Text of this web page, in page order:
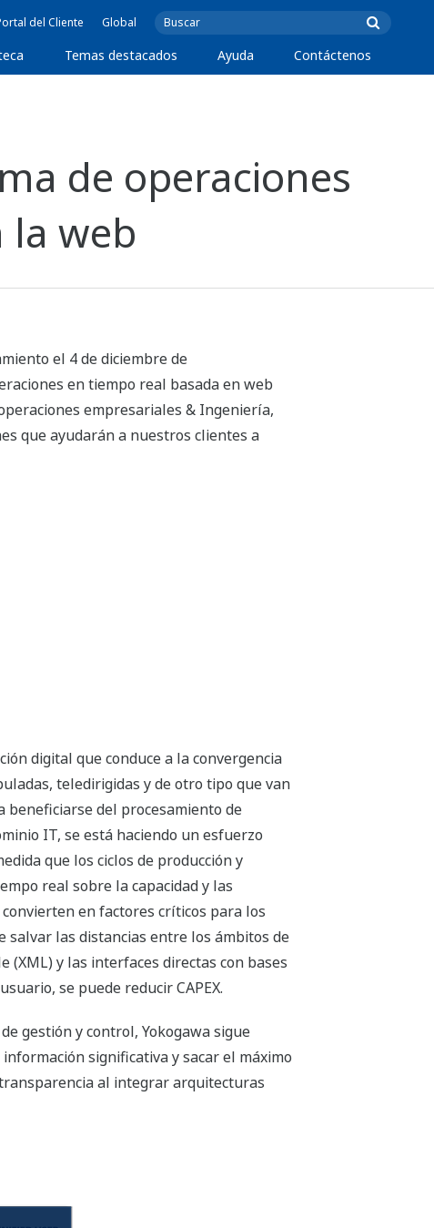
del Cliente Global
Temas destacados Ayuda Contáctenos
de operaciones
la web
el 4 de diciembre de
en tiempo real basada en web
empresariales & Ingeniería,
que ayudarán a nuestros clientes a
digital que conduce a la convergencia
teledirigidas y de otro tipo que van
beneficiarse del procesamiento de
IT, se está haciendo un esfuerzo
que los ciclos de producción y
real sobre la capacidad y las
en factores críticos para los
salvar las distancias entre los ámbitos de
(XML) y las interfaces directas con bases
se puede reducir CAPEX.
gestión y control, Yokogawa sigue
significativa y sacar el máximo
al integrar arquitecturas